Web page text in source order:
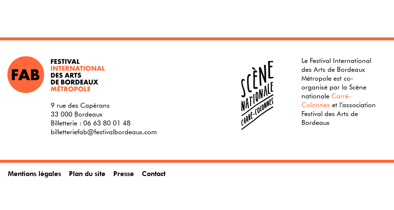
9 rue des Capérans
33 000 Bordeaux
Billetterie : 06 63 80 01 48
billetteriefab@festivalbordeaux.com
Le Festival International
des Arts de Bordeaux
Métropole est co-
organisé par la Scène
nationaleCarré-
Colonnes et l’association
Festival des Arts de
Bordeaux
Mentions légales Plan du site Presse Contact